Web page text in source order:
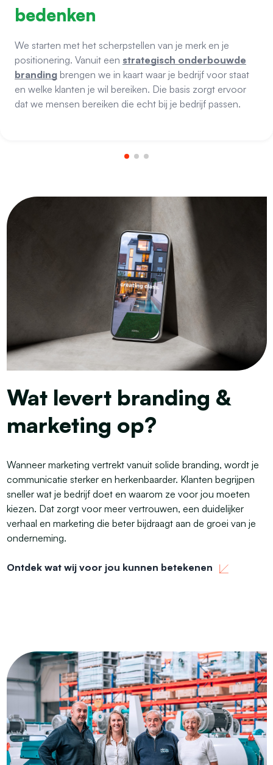
bedenken
We starten met het scherpstellen van je merk en je
positionering. Vanuit een strategisch onderbouwde
branding brengen we in kaart waar je bedrijf voor staat
en welke klanten je wil bereiken. Die basis zorgt ervoor
dat we mensen bereiken die echt bij je bedrijf passen.
Wat levert branding &
marketing op?
Wanneer marketing vertrekt vanuit solide branding, wordt je
communicatie sterker en herkenbaarder. Klanten begrijpen
sneller wat je bedrijf doet en waarom ze voor jou moeten
kiezen. Dat zorgt voor meer vertrouwen, een duidelijker
verhaal en marketing die beter bijdraagt aan de groei van je
onderneming.
Ontdek wat wij voor jou kunnen betekenen